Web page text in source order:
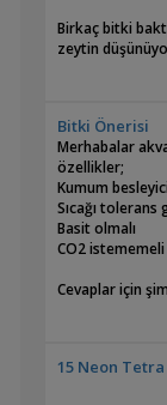
Birkaç bitki
zeytin
Bitki Önerisi
Merhabalar
özellikler;
Kumum
Sıcağı
Basit olmalı
CO2 istememeli
Cevaplar için
15 Neon